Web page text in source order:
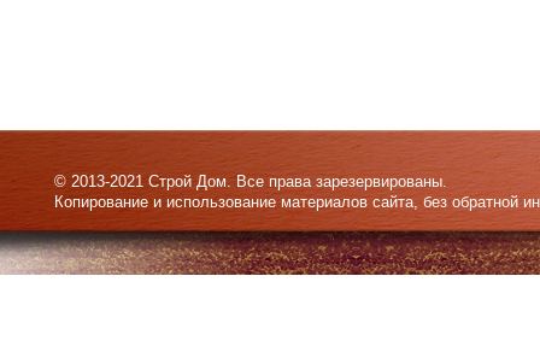
© 2013-2021 Строй Дом. Все права зарезервированы.
Копирование и использование материалов сайта, без обратной